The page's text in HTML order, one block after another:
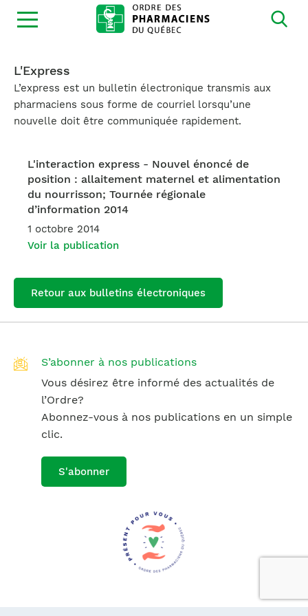
Ouvrir
la
L'Express
L’express est un bulletin électronique transmis aux
pharmaciens sous forme de courriel lorsqu’une
nouvelle doit être communiquée rapidement.
L'interaction express - Nouvel énoncé de
position : allaitement maternel et alimentation
du nourrisson; Tournée régionale
d’information 2014
1 octobre 2014
Voir la publication
Retour aux bulletins électroniques
S’abonner à nos publications
Vous désirez être informé des actualités de
l’Ordre?
Abonnez-vous à nos publications en un simple
clic.
S'abonner